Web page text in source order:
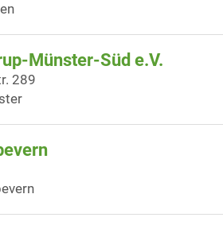
Münster-Süd e.V.
289